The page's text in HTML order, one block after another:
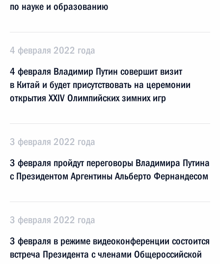
по науке и образованию
4 февраля 2022 года
4 февраля Владимир Путин совершит визит
в Китай и будет присутствовать на церемонии
открытия XXIV Олимпийских зимних игр
3 февраля 2022 года
3 февраля пройдут переговоры Владимира Путина
с Президентом Аргентины Альберто Фернандесом
3 февраля 2022 года
3 февраля в режиме видеоконференции состоится
встреча Президента с членами Общероссийской